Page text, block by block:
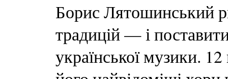
Борис Лятошинський
традицій — і
української музики.